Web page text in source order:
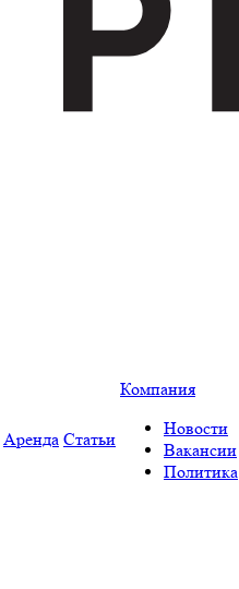
Аренда Статьи
Компания
Новости
Вакансии
Политика